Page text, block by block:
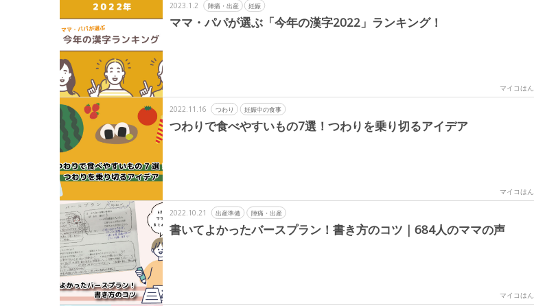
2023.1.2 陣痛・出産 妊娠
ママ・パパが選ぶ「今年の漢字2022」ランキング！
マイコはん
2022.11.16 つわり 妊娠中の食事
つわりで食べやすいもの7選！つわりを乗り切るアイデア
マイコはん
2022.10.21 出産準備 陣痛・出産
書いてよかったバースプラン！書き方のコツ｜684人のママの声
マイコはん